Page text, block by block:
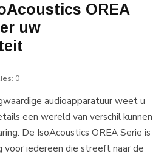
OREA
uw
: 0
audioapparatuur weet u
een wereld van verschil kunnen
De IsoAcoustics OREA Serie is
voor iedereen die streeft naar de